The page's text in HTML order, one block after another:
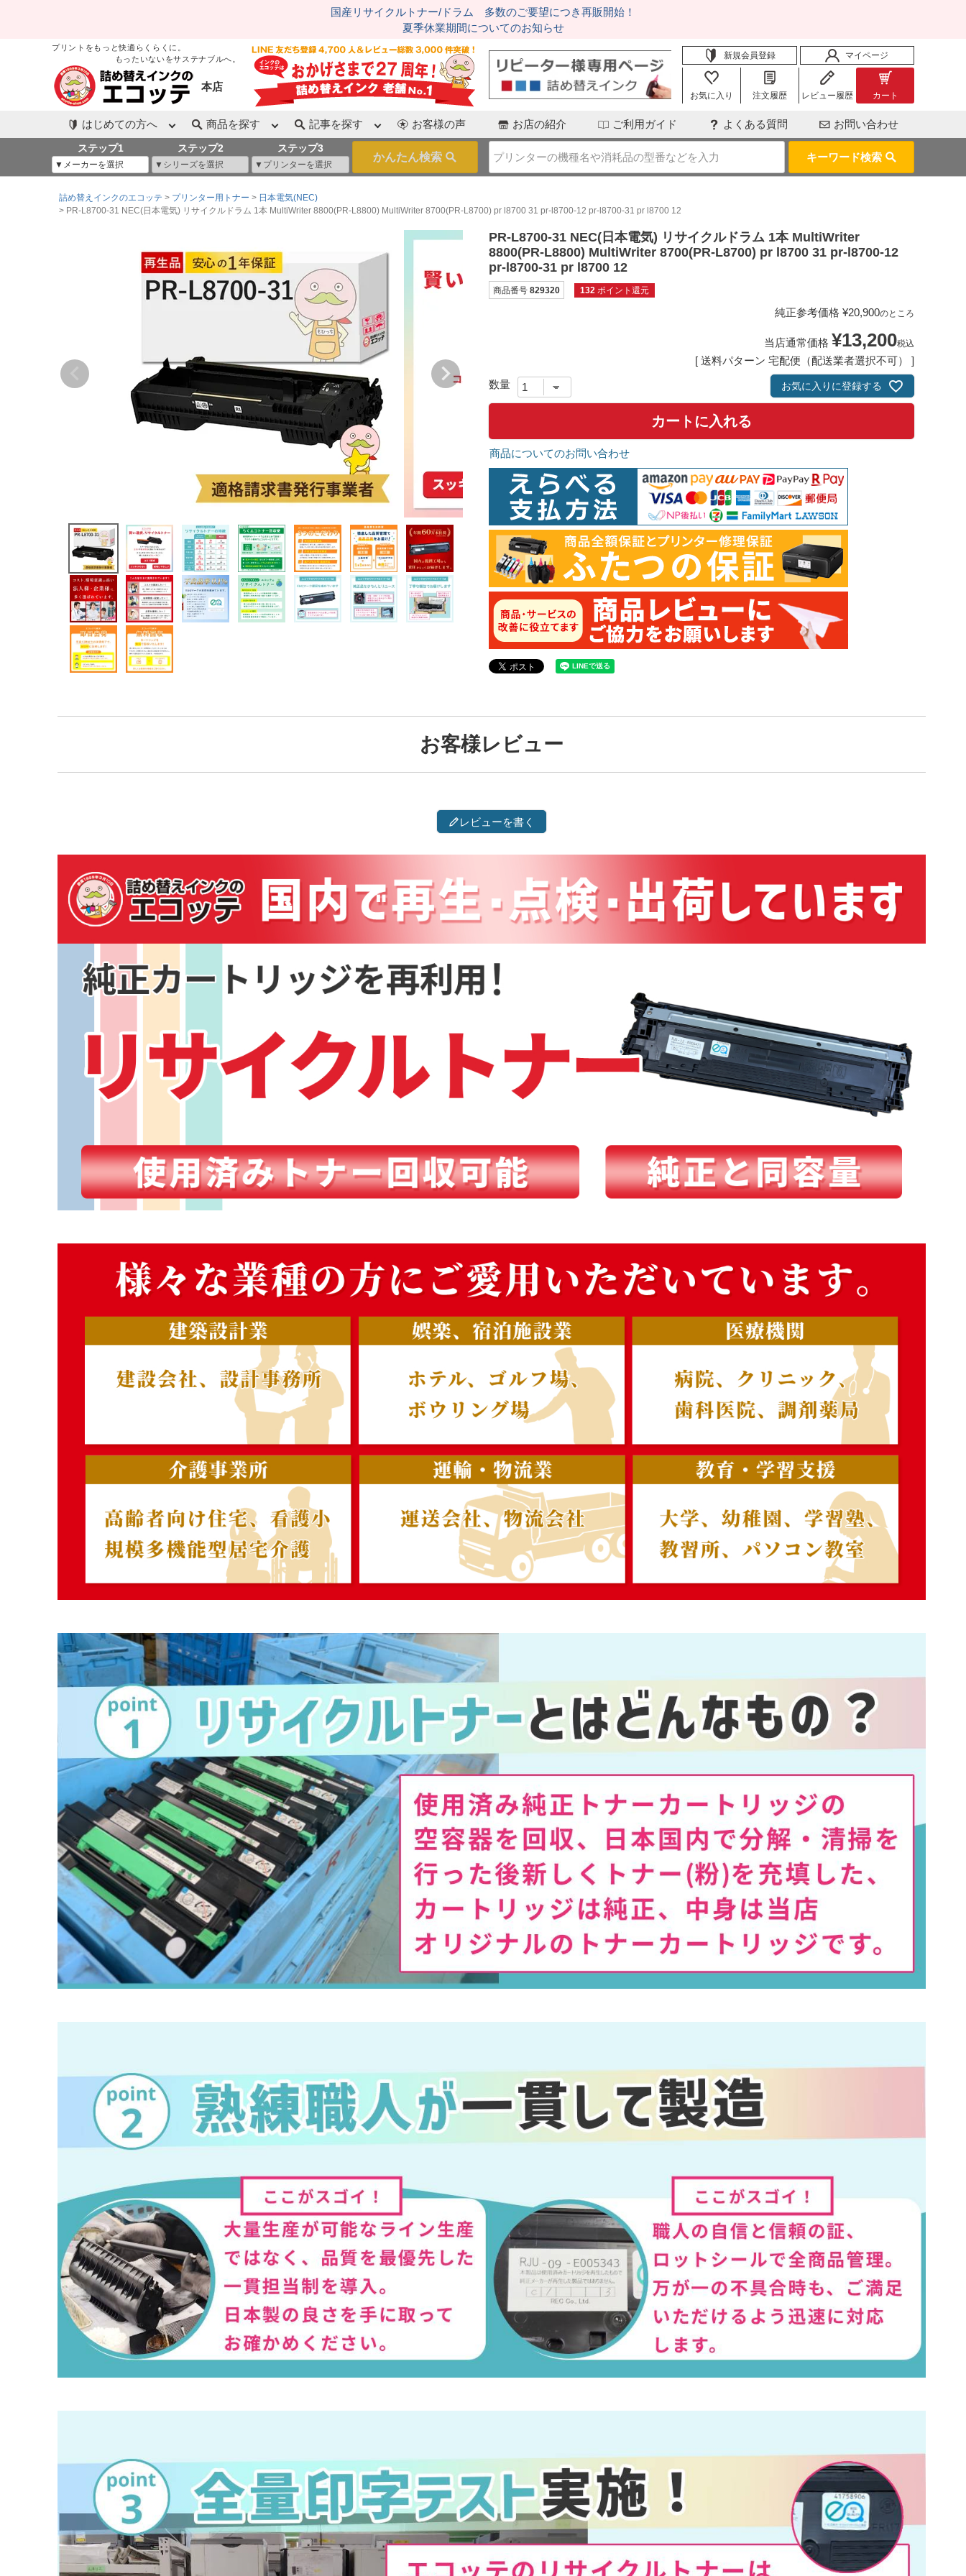
国産リサイクルトナー/ドラム 多数のご要望につき再販開始！
夏季休業期間についてのお知らせ
プリントをもっと快適らくらくに。
もったいないをサステナブルへ。
本店
新規会員登録 マイページ
お気に入り 注文履歴 レビュー履歴 カート
はじめての方へ 商品を探す 記事を探す お客様の声 お店の紹介 ご利用ガイド よくある質問 お問い合わせ
ステップ1 ステップ2 ステップ3
キーワード検索
詰め替えインクのエコッテ プリンター用トナー
日本電気(NEC)
PR-L8700-31 NEC(日本電気) リサイクルドラム 1本 MultiWriter 8800(PR-L8800) MultiWriter 8700(PR-L8700) pr l8700 31 pr-l8700-12 pr-l8700-31 pr l8700 12
PR-L8700-31 NEC(日本電気) リサイクルドラム 1本 MultiWriter
8800(PR-L8800) MultiWriter 8700(PR-L8700) pr l8700 31 pr-l8700-12
pr-l8700-31 pr l8700 12
商品番号 829320 132 ポイント還元
純正参考価格 ¥20,900のところ
当店通常価格 ¥13,200税込
送料パターン 宅配便（配送業者選択不可）
お気に入りに登録する
カートに入れる
商品についてのお問い合わせ
お客様レビュー
レビューを書く